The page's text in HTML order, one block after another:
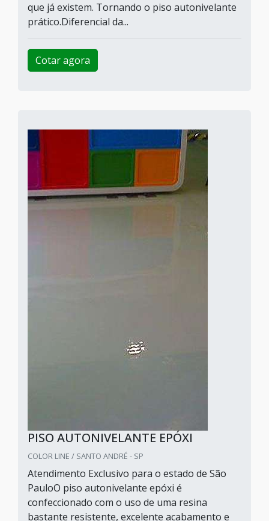
que já existem. Tornando o piso autonivelante
prático.Diferencial da...
Cotar agora
PISO AUTONIVELANTE EPÓXI
COLOR LINE / SANTO ANDRÉ - SP
Atendimento Exclusivo para o estado de São
PauloO piso autonivelante epóxi é
confeccionado com o uso de uma resina
bastante resistente, excelente acabamento e